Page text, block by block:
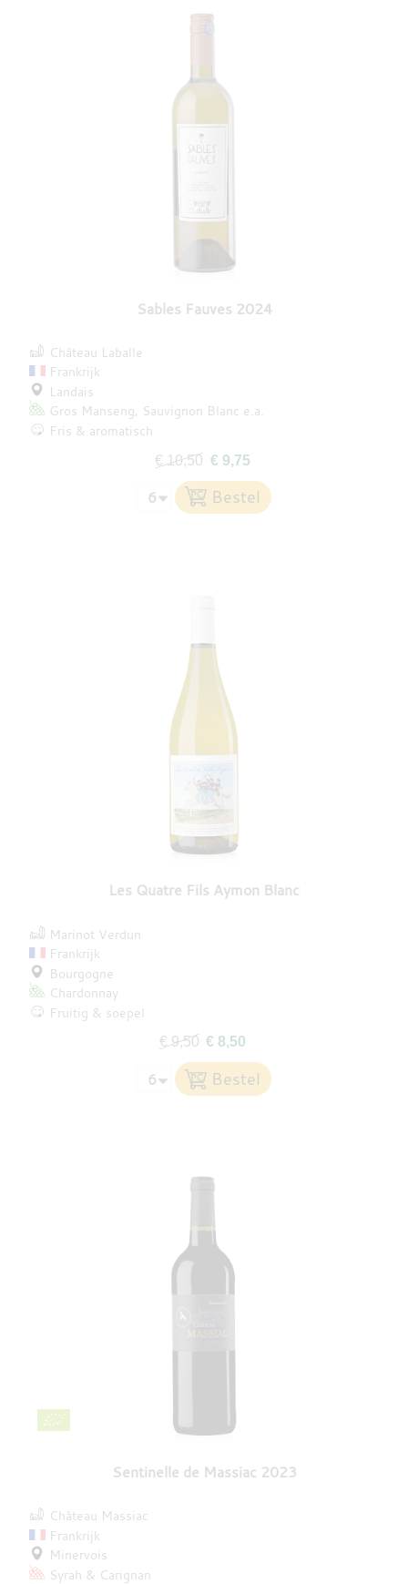
Sables Fauves 2024
Château Laballe
Frankrijk
Landais
Gros Manseng Sauvignon Blanc e.a.
Fris & aromatisch
€ 10,50 € 9,75
Les Quatre Fils Aymon Blanc
Marinot Verdun
Frankrijk
Bourgogne
Chardonnay
Fruitig & soepel
€ 9,50 € 8,50
Sentinelle de Massiac 2023
Château Massiac
Frankrijk
Minervois
Syrah
Carignan